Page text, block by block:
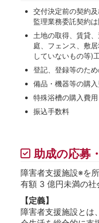
交付決定前の契約
監理業務委託契約
土地の取得、賃貸
庭、フェンス、敷
していないもの等)
登記、登録等のた
備品・機器等の購
特殊浴槽の購入費用
振込手数料
助成の応募
障害者支援施設※を
有額 3 億円未満の社
【定義】
障害者支援施設とは